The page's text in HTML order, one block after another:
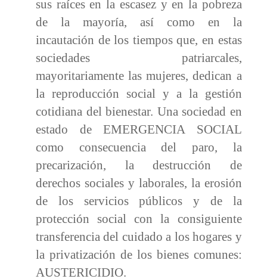
sus raíces en la escasez y en la pobreza
de la mayoría, así como en la
incautación de los tiempos que, en estas
sociedades patriarcales,
mayoritariamente las mujeres, dedican a
la reproducción social y a la gestión
cotidiana del bienestar. Una sociedad en
estado de EMERGENCIA SOCIAL
como consecuencia del paro, la
precarización, la destrucción de
derechos sociales y laborales, la erosión
de los servicios públicos y de la
protección social con la consiguiente
transferencia del cuidado a los hogares y
la privatización de los bienes comunes:
AUSTERICIDIO.